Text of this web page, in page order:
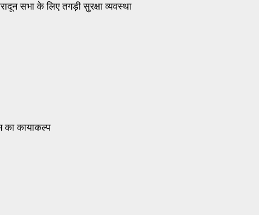
सभा के लिए तगड़ी सुरक्षा व्यवस्था
का कायाकल्प